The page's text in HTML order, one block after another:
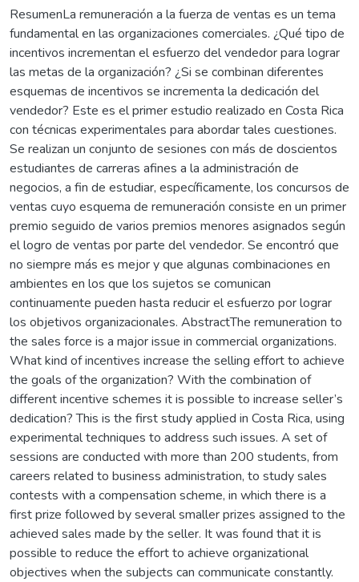
ResumenLa remuneración a la fuerza de ventas es un tema
fundamental en las organizaciones comerciales. ¿Qué tipo de
incentivos incrementan el esfuerzo del vendedor para lograr
las metas de la organización? ¿Si se combinan diferentes
esquemas de incentivos se incrementa la dedicación del
vendedor? Este es el primer estudio realizado en Costa Rica
con técnicas experimentales para abordar tales cuestiones.
Se realizan un conjunto de sesiones con más de doscientos
estudiantes de carreras afines a la administración de
negocios, a fin de estudiar, específicamente, los concursos de
ventas cuyo esquema de remuneración consiste en un primer
premio seguido de varios premios menores asignados según
el logro de ventas por parte del vendedor. Se encontró que
no siempre más es mejor y que algunas combinaciones en
ambientes en los que los sujetos se comunican
continuamente pueden hasta reducir el esfuerzo por lograr
los objetivos organizacionales. AbstractThe remuneration to
the sales force is a major issue in commercial organizations.
What kind of incentives increase the selling effort to achieve
the goals of the organization? With the combination of
different incentive schemes it is possible to increase seller’s
dedication? This is the first study applied in Costa Rica, using
experimental techniques to address such issues. A set of
sessions are conducted with more than 200 students, from
careers related to business administration, to study sales
contests with a compensation scheme, in which there is a
first prize followed by several smaller prizes assigned to the
achieved sales made by the seller. It was found that it is
possible to reduce the effort to achieve organizational
objectives when the subjects can communicate constantly.